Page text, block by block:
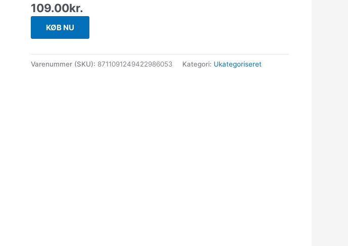
109.00kr.
KØB NU
Varenummer (SKU): 8711091249422986053 Kategori: Ukategoriseret